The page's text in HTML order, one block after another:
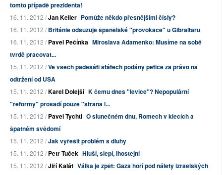
tomto případě prezidenta!
16. 11. 2012 /Jan Keller Pomůže někdo přesnějšími čísly?
16. 11. 2012 /Británie odsuzuje španělské "provokace" u Gibraltaru
16. 11. 2012 /Pavel Pečínka Miroslava Adamenko: Musíme na sobě
tvrdě pracovat...
15. 11. 2012 /Ve všech padesáti státech podány petice za právo na
odtržení od USA
15. 11. 2012 /Karel Dolejší K čemu dnes "levice"? Nepopulární
"reformy" prosadí pouze "strana l...
15. 11. 2012 /Pavel Tychtl O slunečném dnu, Romech v klecích a
špatném svědomí
15. 11. 2012 /Jak vyřešit problém s dluhy
15. 11. 2012 /Petr Tuček Hluší, slepí, lhostejní
15. 11. 2012 /Jiří Kalát Válka je zpět: Gaza hoří pod nálety izraelských